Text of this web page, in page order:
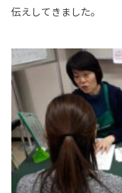
伝えしてきました。